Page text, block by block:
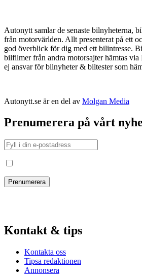
Autonytt samlar de senaste bilnyheterna,
från motorvärlden. Allt presenterat på ett
god överblick för dig med ett bilintresse.
bilfilmer från andra motorsajter hämtas
ej ansvar för bilnyheter & biltester som
Autonytt.se är en del av Molgan Media
Prenumerera på vårt
Kontakt & tips
Kontakta oss
Tipsa redaktionen
Annonsera